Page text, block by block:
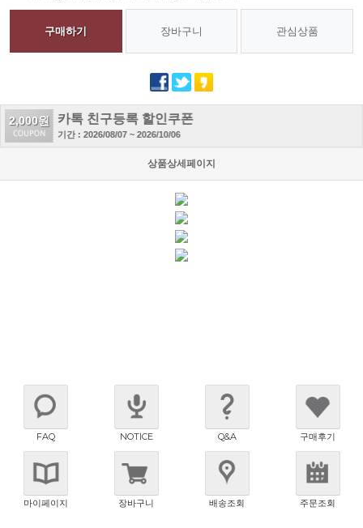
구매하기 장바구니 관심상품
2,000원 카톡 친구등록 할인쿠폰
기간 : 2026/08/07 ~ 2026/10/06
상품상세페이지
FAQ NOTICE Q&A 구매후기
마이페이지 장바구니 배송조회 주문조회